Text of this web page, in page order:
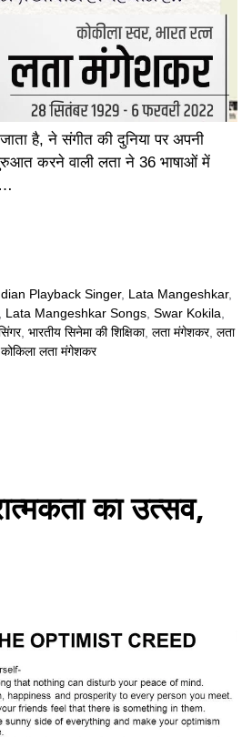
है, ने संगीत की दुनिया पर अपनी
करने वाली लता ने 36 भाषाओं में
Playback Singer, Lata Mangeshkar,
Lata Mangeshkar Songs Swar Kokila
, भारतीय सिनेमा की शिक्षिका, लता मंगेशकर, लता
लता मंगेशकर
का उत्सव,